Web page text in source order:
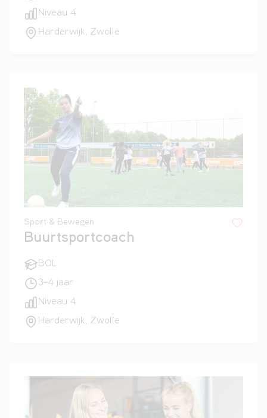
Niveau 4
Harderwijk, Zwolle
Sport & Bewegen
Buurtsportcoach
BOL
3-4 jaar
Niveau 4
Harderwijk, Zwolle